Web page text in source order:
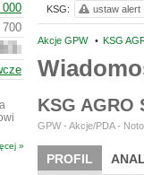
Akcje GPW • KSG
KSG AGRO
GPW - Akcje/PDA -
PROFIL
KSG: ustaw alert
000
700
110
135
418
»